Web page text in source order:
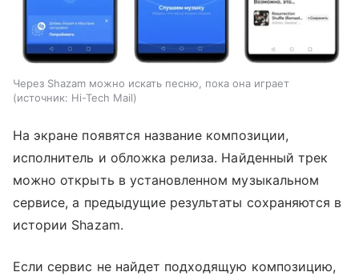
Через Shazam можно искать песню, пока она играет
источник: Hi-Tech Mail
На экране появятся название композиции,
исполнитель и обложка релиза. Найденный трек
можно открыть в установленном музыкальном
сервисе, а предыдущие результаты сохраняются в
истории Shazam.
Если сервис не найдет подходящую композицию,